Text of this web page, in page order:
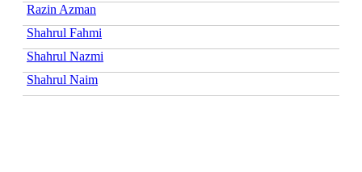
Razin Azman
Shahrul Fahmi
Shahrul Nazmi
Shahrul Naim